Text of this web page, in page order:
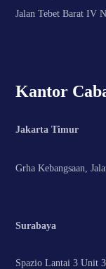
Jalan Tebet Barat IV
Kantor
Jakarta Timur
Grha Kebangsaan,
Surabaya
Spazio Lantai 3 Unit